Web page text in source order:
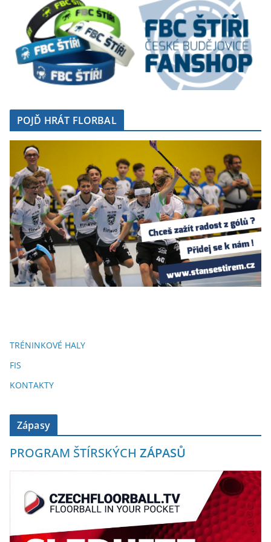
POJĎ HRÁT FLORBAL
TRÉNINKOVÉ HALY
FIS
KONTAKTY
Zápasy
PROGRAM ŠTÍRSKÝCH ZÁPASŮ